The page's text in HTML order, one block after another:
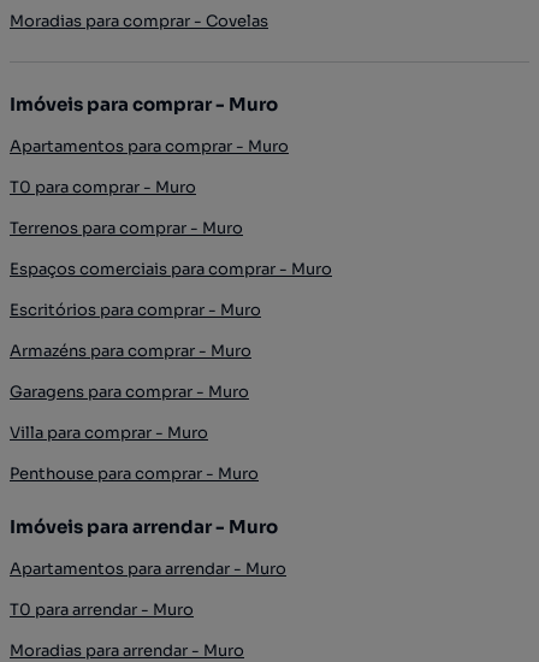
Moradias para comprar - Covelas
Imóveis para comprar - Muro
Apartamentos para comprar - Muro
T0 para comprar - Muro
Terrenos para comprar - Muro
Espaços comerciais para comprar - Muro
Escritórios para comprar - Muro
Armazéns para comprar - Muro
Garagens para comprar - Muro
Villa para comprar - Muro
Penthouse para comprar - Muro
Imóveis para arrendar - Muro
Apartamentos para arrendar - Muro
T0 para arrendar - Muro
Moradias para arrendar - Muro